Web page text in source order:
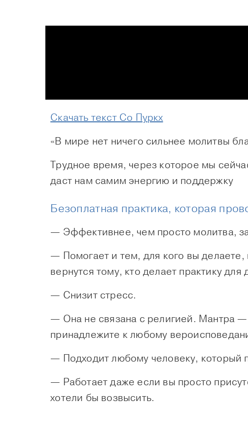
Cкачать текст Со Пуркх
«В мире нет ничего сильнее молитвы
Трудное время, через которое мы
даст нам самим энергию и поддержку
Безоплатная практика, которая
— Эффективнее, чем просто молитва, за
— Помогает и тем, для кого вы делаете,
вернутся тому, кто делает практику
— Cнизит стресс.
— Она не связана с религией. Мантра
принадлежите к любому
— Подходит любому человеку, который
— Работает даже если вы просто
хотели бы возвысить.